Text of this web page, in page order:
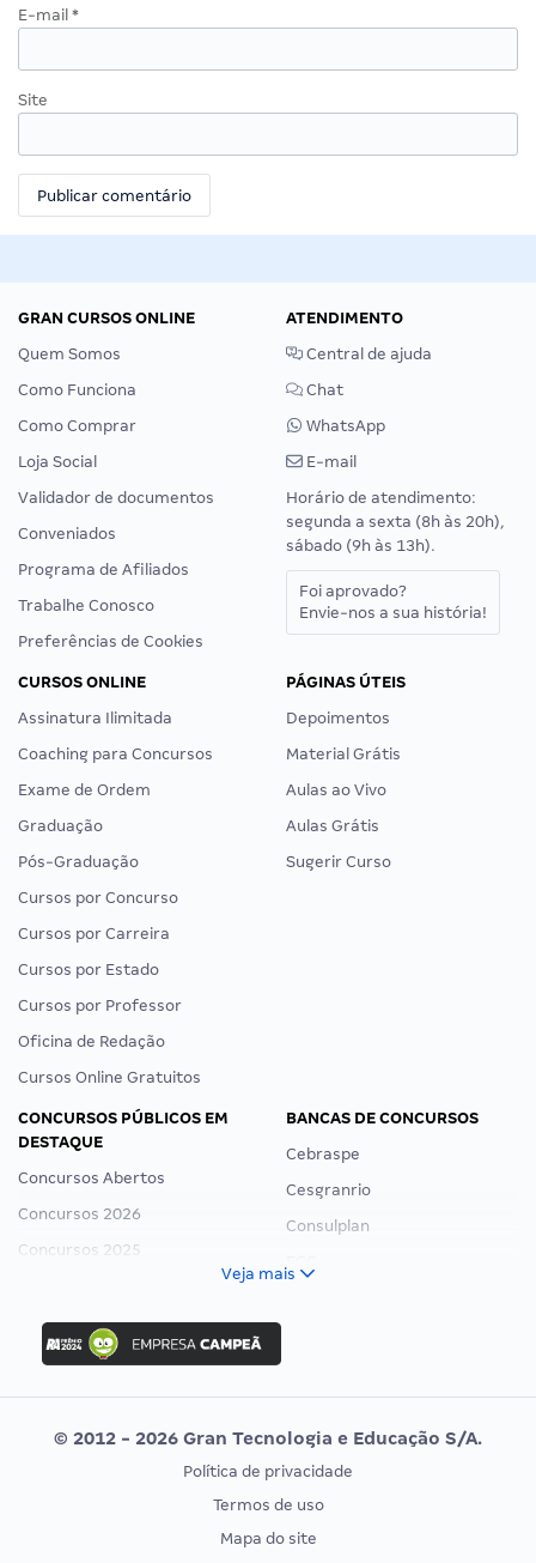
E-mail *
Site
GRAN CURSOS ONLINE
Quem Somos
Como Funciona
Como Comprar
Loja Social
Validador de documentos
Conveniados
Programa de Afiliados
Trabalhe Conosco
Preferências de Cookies
ATENDIMENTO
Central de ajuda
Chat
WhatsApp
E-mail
Horário de atendimento:
segunda a sexta (8h às 20h),
sábado (9h às 13h).
Foi aprovado?
Envie-nos a sua história!
CURSOS ONLINE
Assinatura Ilimitada
Coaching para Concursos
Exame de Ordem
Graduação
Pós-Graduação
Cursos por Concurso
Cursos por Carreira
Cursos por Estado
Cursos por Professor
Oficina de Redação
Cursos Online Gratuitos
PÁGINAS ÚTEIS
Depoimentos
Material Grátis
Aulas ao Vivo
Aulas Grátis
Sugerir Curso
CONCURSOS PÚBLICOS EM
DESTAQUE
Concursos Abertos
Concursos 2026
Concursos 2025
Concurso Ibama
Concurso MPU
Editais publicados
BANCAS DE CONCURSOS
Cebraspe
Cesgranrio
Consulplan
Vunesp
CONCURSOS POR PROFISSÃO
EXAME DE ORDEM
Veja mais
© 2012 - 2026 Gran Tecnologia e Educação S/A.
Política de privacidade
Termos de uso
Mapa do site